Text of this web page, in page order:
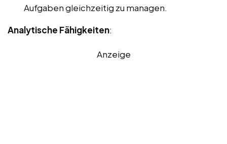
Aufgaben gleichzeitig zu managen.
Analytische Fähigkeiten:
Anzeige